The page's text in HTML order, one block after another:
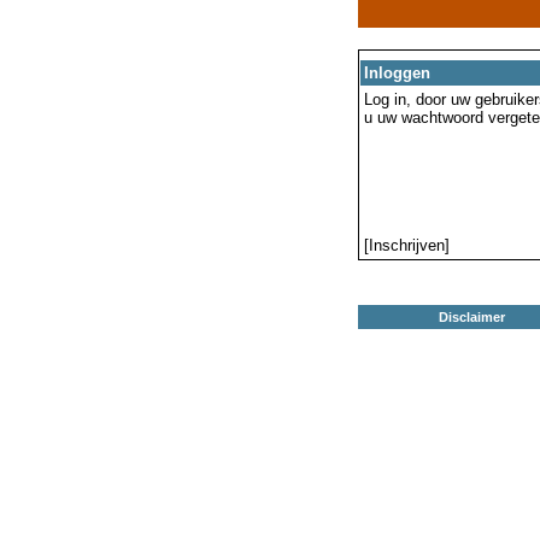
Inloggen
Log in, door uw
u uw wachtwoord
[Inschrijven]
Disclaimer